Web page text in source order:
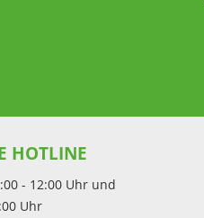
HOTLINE
- 12:00 Uhr und
Uhr